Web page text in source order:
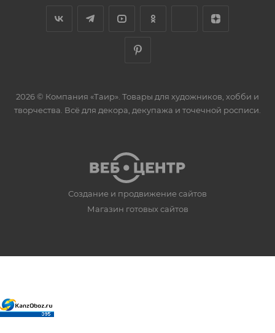
2026 © Компания «Таир». Товары для художников, хобби и
творчества. Всё для декора, декупажа и точечной росписи.
Создание и продвижение сайтов
Магазин готовых сайтов